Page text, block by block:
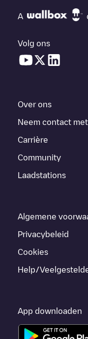
A
Volg ons
Over ons
Neem contact
Carrière
Community
Laadstations
Algemene
Privacybeleid
Cookies
Help/
App downloaden